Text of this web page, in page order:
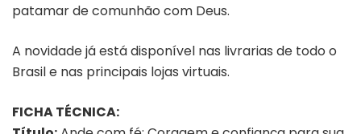
patamar de comunhão com Deus.
A novidade já está disponível nas livrarias de todo o
Brasil e nas principais lojas virtuais.
FICHA TÉCNICA: